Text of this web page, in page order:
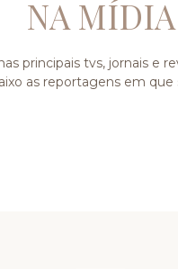
NA MÍDIA
principais tvs, jornais e
as reportagens em que